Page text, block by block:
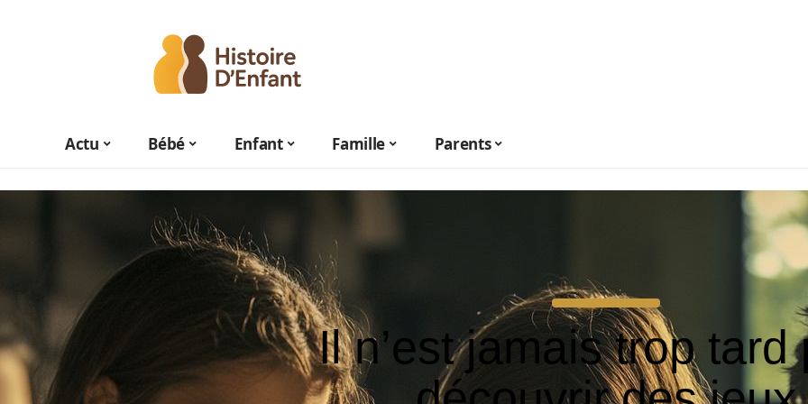
Actu Bébé Enfant Famille Parents
Il n’est jamais trop tard